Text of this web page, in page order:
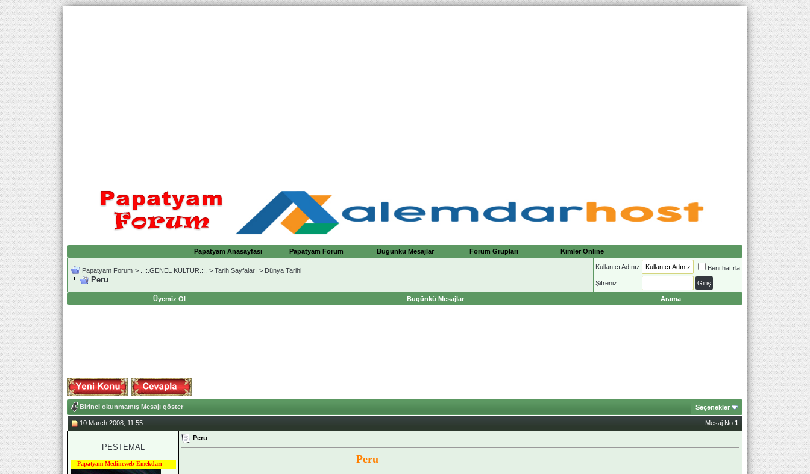
Papatyam Anasayfası Papatyam Forum Bugünkü Mesajlar Forum Grupları Kimler Online
Papatyam Forum > ..::.GENEL KÜLTÜR.::. > Tarih Sayfaları > Dünya Tarihi
Peru
Kullanıcı Adınız Beni hatırla
Şifreniz
Üyemiz Ol Bugünkü Mesajlar Arama
Birinci okunmamış Mesajı göster Seçenekler
10 March 2008, 11:55 Mesaj No:1
PESTEMAL
Papatyam Medineweb Emekdarı
Peru
Peru